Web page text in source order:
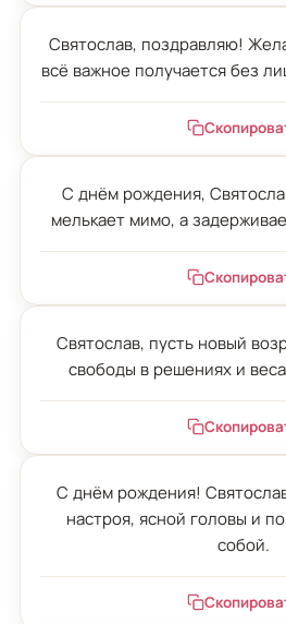
Святослав, поздравляю!
всё важное получается без
С днём рождения,
мелькает мимо, а
Святослав, пусть новый
свободы в решениях и
С днём рождения!
настроя, ясной головы и
собой.